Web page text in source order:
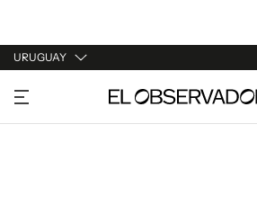
URUGUAY
URUGUAY
ARGENTINA